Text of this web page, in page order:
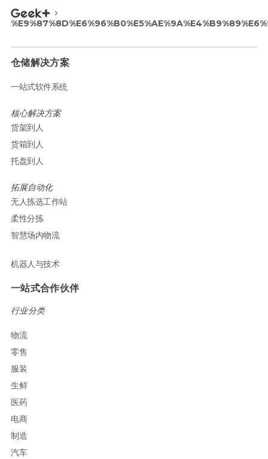
仓储解决方案
一站式软件系统
核心解决方案
货架到人
货箱到人
托盘到人
拓展自动化
无人拣选工作站
柔性分拣
智慧场内物流
机器人与技术
一站式合作伙伴
行业分类
物流
零售
服装
生鲜
医药
电商
制造
汽车